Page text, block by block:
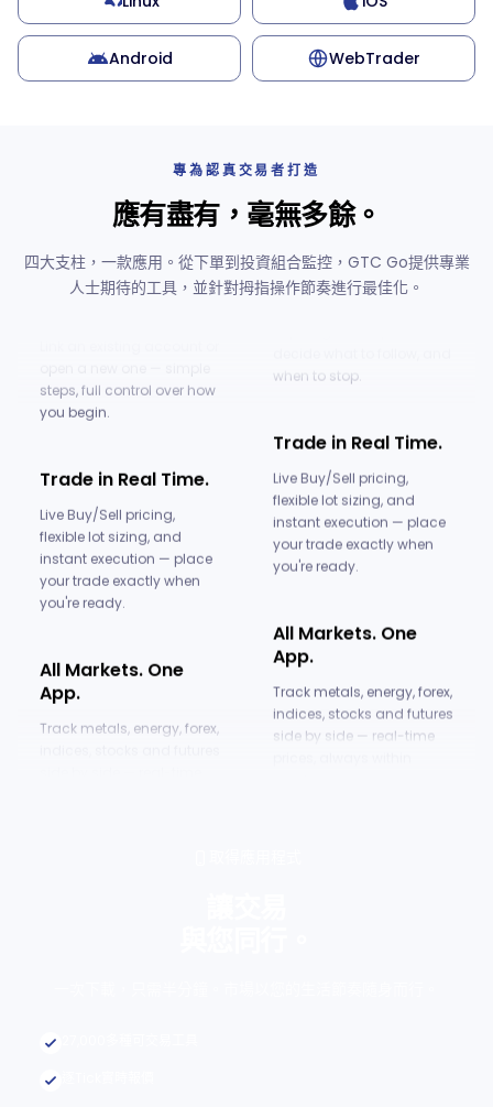
Android WebTrader
專為認真交易者打造
應有盡有，毫無多餘。
四大支柱，一款應用。從下單到投資組合監控，GTC Go提供專業
人士期待的工具，並針對拇指操作節奏進行最佳化。
Get Started in
Minutes.
steps, full control over how
you begin.
Trade in Real Time.
Live Buy/Sell pricing,
flexible lot sizing, and
instant execution — place
your trade exactly when
you're ready.
All Markets. One
App.
indices, stocks and futures
All Markets. One
App.
Track metals, energy, forex,
reach.
Trading.
Browse strategy providers
when to stop.
Trade in Real Time.
Live Buy/Sell pricing,
flexible lot sizing, and
instant execution — place
your trade exactly when
you're ready.
All Markets. One
App.
Track metals, energy, forex,
indices, stocks and futures
side by side — real-time